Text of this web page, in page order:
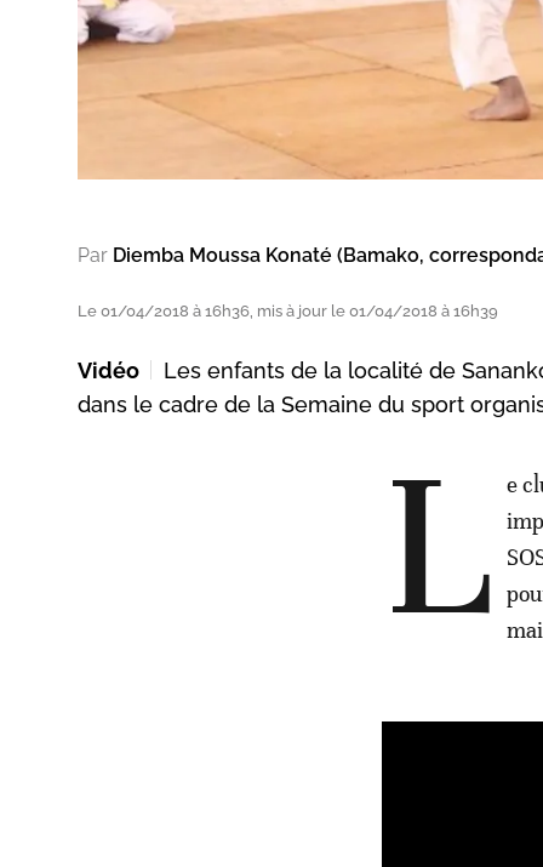
Par Diemba Moussa Konaté (Bamako,
Le 01/04/2018 à 16h36, mis à jour le 01/04/2018 à 16h39
Vidéo
Les enfants de la localité de
dans le cadre de la Semaine du sport
L
e